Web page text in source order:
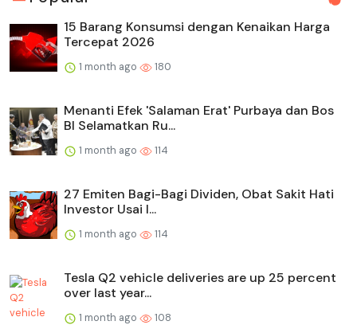
15 Barang Konsumsi dengan Kenaikan Harga
Tercepat 2026
1 month ago 180
Menanti Efek 'Salaman Erat' Purbaya dan Bos
BI Selamatkan Ru...
1 month ago 114
27 Emiten Bagi-Bagi Dividen, Obat Sakit Hati
Investor Usai I...
1 month ago 114
Tesla Q2 vehicle deliveries are up 25 percent
over last year...
1 month ago 108